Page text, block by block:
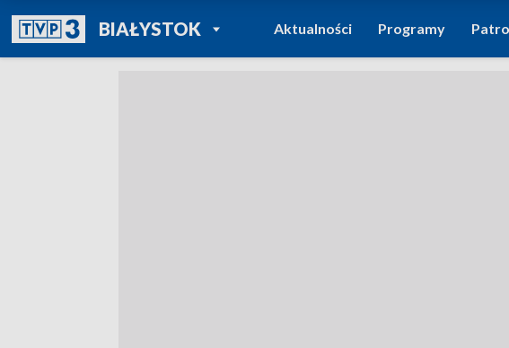
BIAŁYSTOKPOWRÓT DO
TVP REGIONY
Aktualności Programy